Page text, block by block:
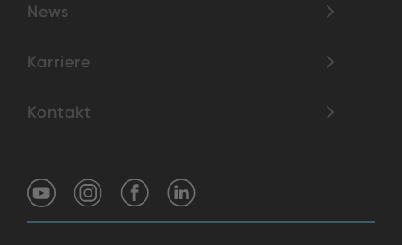
News
Karriere
Kontakt